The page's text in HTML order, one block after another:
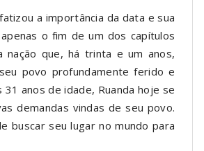
a importância da data e sua
o fim de um dos capítulos
nação que, há trinta e um anos,
povo profundamente ferido e
anos de idade, Ruanda hoje se
demandas vindas de seu povo.
buscar seu lugar no mundo para